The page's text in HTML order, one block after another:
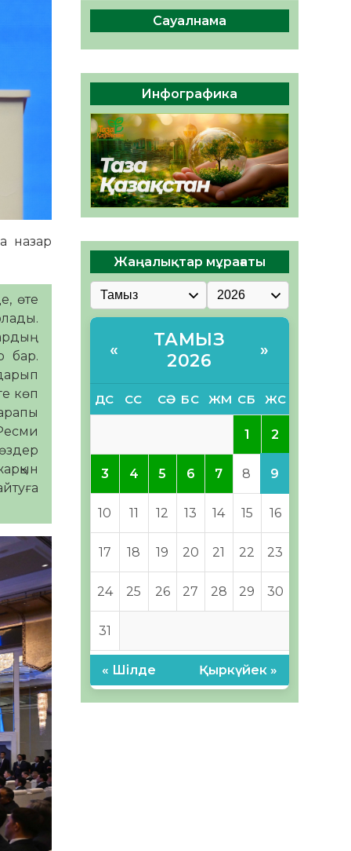
назар
өте
бар.
көп
Руслан Рүстемұлы облыс
әкімінің кеңесшісі болып
тағайындалды
05.08.2026
61 0
Сауалнама
Инфографика
Жаңалықтар мұрағаты
«
ТАМЫЗ
2026
»
ДС СС СӘ БС ЖМ СБ ЖС
1 2
3 4 5 6 7 8 9
10 11 12 13 14 15 16
17 18 19 20 21 22 23
24 25 26 27 28 29 30
31
« Шілде Қыркүйек »